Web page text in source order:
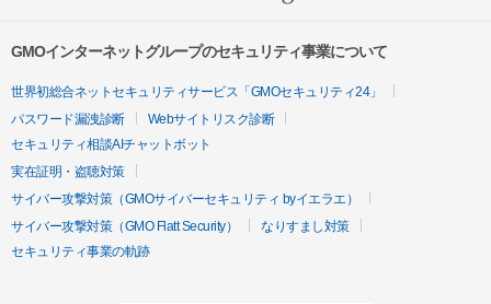
GMOインターネットグループのセキュリティ事業について
世界初総合ネットセキュリティサービス「GMOセキュリティ24」
パスワード漏洩診断
Webサイトリスク診断
セキュリティ相談AIチャットボット
実在証明・盗聴対策
サイバー攻撃対策（GMOサイバーセキュリティ byイエラエ）
サイバー攻撃対策（GMO Flatt Security）
なりすまし対策
セキュリティ事業の軌跡